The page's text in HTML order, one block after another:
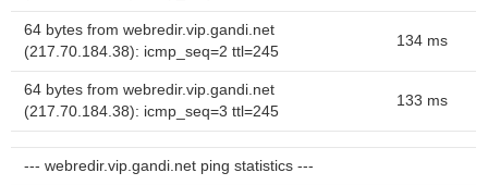
64 bytes from webredir.vip.gandi.net
(217.70.184.38): icmp_seq=2 ttl=245
134 ms
64 bytes from webredir.vip.gandi.net
(217.70.184.38): icmp_seq=3 ttl=245
133 ms
--- webredir.vip.gandi.net ping statistics ---